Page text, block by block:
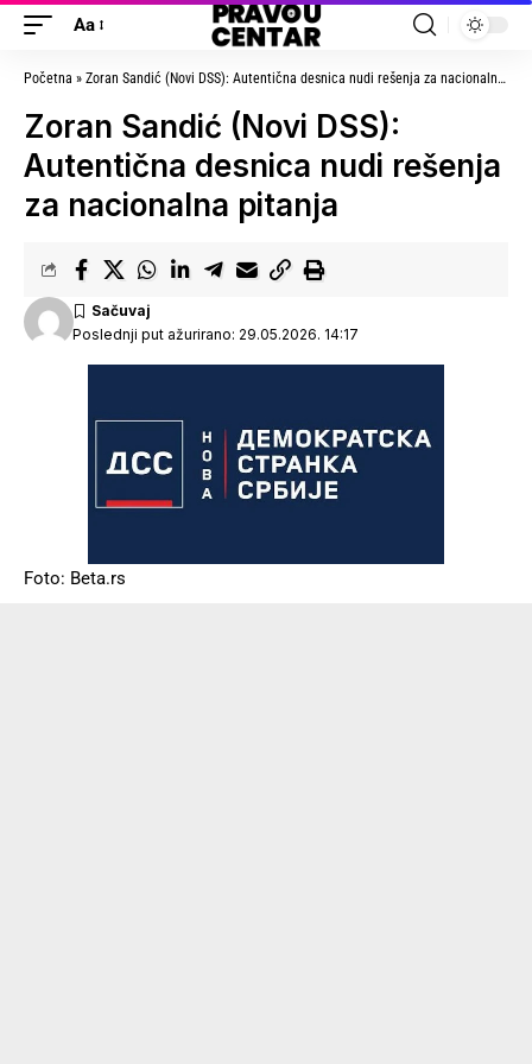
Aa
Početna » Zoran Sandić (Novi DSS): Autentična desnica nudi rešenja za nacionalna pitanja
Zoran Sandić (Novi DSS):
Autentična desnica nudi rešenja
za nacionalna pitanja
Poslednji put ažurirano: 29.05.2026. 14:17
Foto: Beta.rs